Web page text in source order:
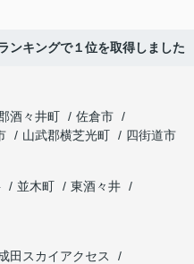
ンキングで１位を取得しました
酒々井町
佐倉市
山武郡横芝光町
四街道市
並木町
東酒々井
田スカイアクセス